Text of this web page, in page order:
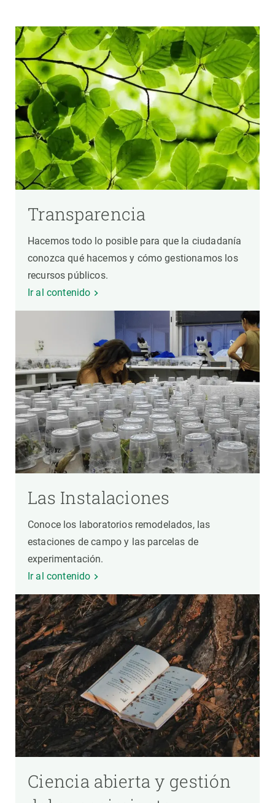
Transparencia
Hacemos todo lo posible para que la ciudadanía
conozca qué hacemos y cómo gestionamos los
recursos públicos.
Ir al contenido
Las Instalaciones
Conoce los laboratorios remodelados, las
estaciones de campo y las parcelas de
experimentación.
Ir al contenido
Ciencia abierta y gestión